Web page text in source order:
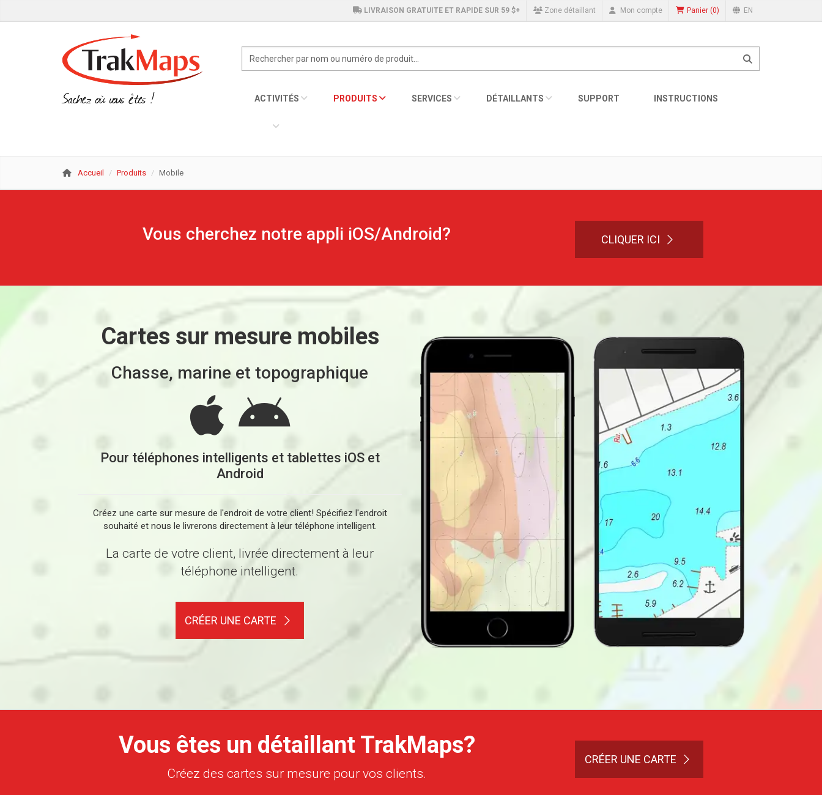
LIVRAISON GRATUITE ET RAPIDE SUR 59 $+ Zone détaillant Mon compte Panier (0) EN
Sachez où vous êtes ! ACTIVITÉS PRODUITS SERVICES DÉTAILLANTS SUPPORT INSTRUCTIONS
Accueil Produits Mobile
Vous cherchez notre appli iOS/Android? CLIQUER ICI
Cartes sur mesure mobiles
Chasse, marine et topographique
Pour téléphones intelligents et tablettes iOS et
Android
Créez une carte sur mesure de l'endroit de votre client! Spécifiez l'endroit
souhaité et nous le livrerons directement à leur téléphone intelligent.
La carte de votre client, livrée directement à leur
téléphone intelligent.
CRÉER UNE CARTE
Vous êtes un détaillant TrakMaps?
Créez des cartes sur mesure pour vos clients.
CRÉER UNE CARTE